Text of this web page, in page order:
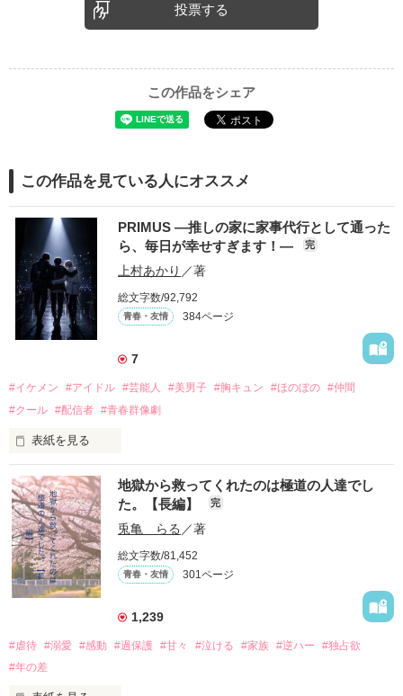
投票する
この作品をシェア
この作品を見ている人にオススメ
PRIMUS ―推しの家に家事代行として通った
ら、毎日が幸せすぎます！―
完
上村あかり ／著
総文字数/92,792
青春・友情 384ページ
7
#イケメン #アイドル #芸能人 #美男子 #胸キュン #ほのぼの #仲間
#クール #配信者 #青春群像劇
表紙を見る
推しは画面の向こうにいるはずだったのに、仕事先で毎日会っ
ています。
不器用でも努力を諦めない赤。
無口で頼れる黒。
天才肌で笑顔が眩しい白。
三人の姿に勇気をもらい、「私も一歩踏み出してみたい」と思
えるようになった。
地獄から救ってくれたのは極道の人達でし
た。【長編】
完
兎亀 らる ／著
総文字数/81,452
青春・友情 301ページ
1,239
#虐待 #溺愛 #感動 #過保護 #甘々 #泣ける #家族 #逆ハー
#独占欲
#年の差